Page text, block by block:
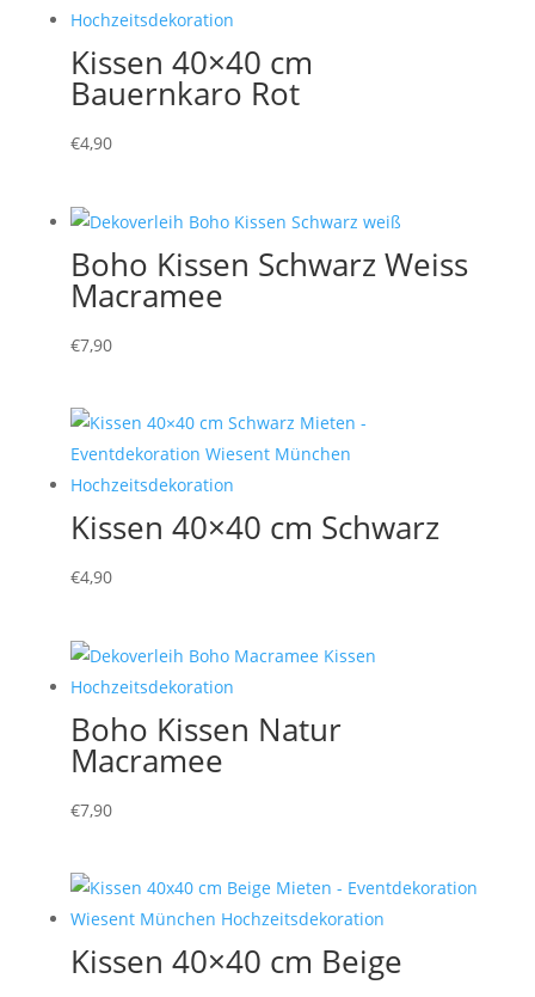
Kissen 40×40 cm
Bauernkaro Rot
€4,90
Boho Kissen Schwarz Weiss
Macramee
€7,90
Kissen 40×40 cm Schwarz
€4,90
Boho Kissen Natur
Macramee
€7,90
Kissen 40×40 cm Beige